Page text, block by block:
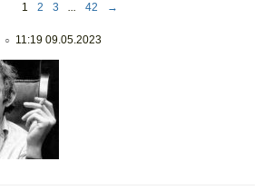
1 2 3 ... 42 →
○ 11:19 09.05.2023